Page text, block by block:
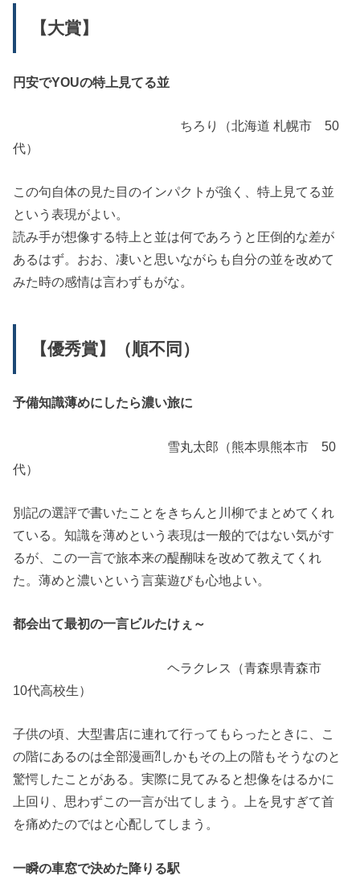
【大賞】
円安でYOUの特上見てる並
ちろり（北海道 札幌市 50
代）
この句自体の見た目のインパクトが強く、特上見てる並
という表現がよい。
読み手が想像する特上と並は何であろうと圧倒的な差が
あるはず。おお、凄いと思いながらも自分の並を改めて
みた時の感情は言わずもがな。
【優秀賞】 （順不同）
予備知識薄めにしたら濃い旅に
雪丸太郎（熊本県熊本市 50
代）
別記の選評で書いたことをきちんと川柳でまとめてくれ
ている。知識を薄めという表現は一般的ではない気がす
るが、この一言で旅本来の醍醐味を改めて教えてくれ
た。薄めと濃いという言葉遊びも心地よい。
都会出て最初の一言ビルたけぇ～
ヘラクレス（青森県青森市
10代高校生）
子供の頃、大型書店に連れて行ってもらったときに、こ
の階にあるのは全部漫画⁈しかもその上の階もそうなのと
驚愕したことがある。実際に見てみると想像をはるかに
上回り、思わずこの一言が出てしまう。上を見すぎて首
を痛めたのではと心配してしまう。
一瞬の車窓で決めた降りる駅